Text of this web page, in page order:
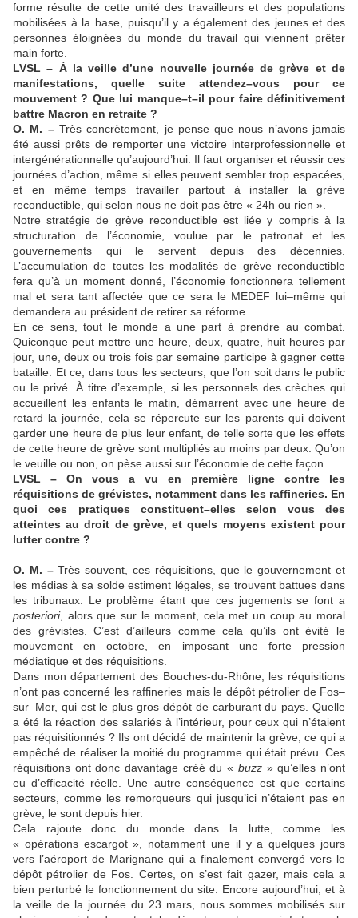
forme résulte de cette unité des travailleurs et des populations
mobilisées à la base, puisqu’il y a également des jeunes et des
personnes éloignées du monde du travail qui viennent prêter
main forte.
LVSL – À la veille d’une nouvelle journée de grève et de
manifestations, quelle suite attendez–vous pour ce
mouvement ? Que lui manque–t–il pour faire définitivement
battre Macron en retraite ?
O. M. –Très concrètement, je pense que nous n’avons jamais
été aussi prêts de remporter une victoire interprofessionnelle et
intergénérationnelle qu’aujourd’hui. Il faut organiser et réussir ces
journées d’action, même si elles peuvent sembler trop espacées,
et en même temps travailler partout à installer la grève
reconductible, qui selon nous ne doit pas être « 24h ou rien ».
Notre stratégie de grève reconductible est liée y compris à la
structuration de l’économie, voulue par le patronat et les
gouvernements qui le servent depuis des décennies.
L’accumulation de toutes les modalités de grève reconductible
fera qu’à un moment donné, l’économie fonctionnera tellement
mal et sera tant affectée que ce sera le MEDEF lui–même qui
demandera au président de retirer sa réforme.
En ce sens, tout le monde a une part à prendre au combat.
Quiconque peut mettre une heure, deux, quatre, huit heures par
jour, une, deux ou trois fois par semaine participe à gagner cette
bataille. Et ce, dans tous les secteurs, que l’on soit dans le public
ou le privé. À titre d’exemple, si les personnels des crèches qui
accueillent les enfants le matin, démarrent avec une heure de
retard la journée, cela se répercute sur les parents qui doivent
garder une heure de plus leur enfant, de telle sorte que les effets
de cette heure de grève sont multipliés au moins par deux. Qu’on
le veuille ou non, on pèse aussi sur l’économie de cette façon.
LVSL – On vous a vu en première ligne contre les
réquisitions de grévistes, notamment dans les raffineries. En
quoi ces pratiques constituent–elles selon vous des
atteintes au droit de grève, et quels moyens existent pour
lutter contre ?
O. M. –Très souvent, ces réquisitions, que le gouvernement et
les médias à sa solde estiment légales, se trouvent battues dans
les tribunaux. Le problème étant que ces jugements se font a
posteriori, alors que sur le moment, cela met un coup au moral
des grévistes. C’est d’ailleurs comme cela qu’ils ont évité le
mouvement en octobre, en imposant une forte pression
médiatique et des réquisitions.
Dans mon département des Bouches-du-Rhône, les réquisitions
n’ont pas concerné les raffineries mais le dépôt pétrolier de Fos–
sur–Mer, qui est le plus gros dépôt de carburant du pays. Quelle
a été la réaction des salariés à l’intérieur, pour ceux qui n’étaient
pas réquisitionnés ? Ils ont décidé de maintenir la grève, ce qui a
empêché de réaliser la moitié du programme qui était prévu. Ces
réquisitions ont donc davantage créé du « buzz» qu’elles n’ont
eu d’efficacité réelle. Une autre conséquence est que certains
secteurs, comme les remorqueurs qui jusqu’ici n’étaient pas en
grève, le sont depuis hier.
Cela rajoute donc du monde dans la lutte, comme les
« opérations escargot », notamment une il y a quelques jours
vers l’aéroport de Marignane qui a finalement convergé vers le
dépôt pétrolier de Fos. Certes, on s’est fait gazer, mais cela a
bien perturbé le fonctionnement du site. Encore aujourd’hui, et à
la veille de la journée du 23 mars, nous sommes mobilisés sur